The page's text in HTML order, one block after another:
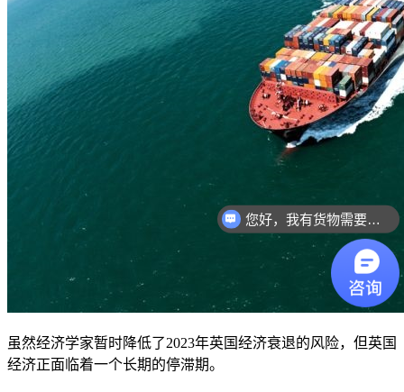
虽然经济学家暂时降低了2023年英国经济衰退的风险，但英国
经济正面临着一个长期的停滞期。
您好，我有货物需要你们的产品。
你们是怎么收费的呢？